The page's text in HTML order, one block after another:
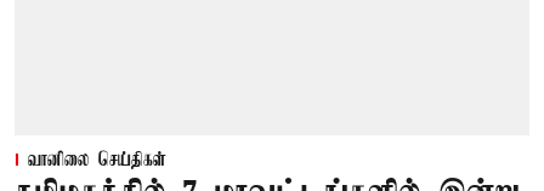
வானிலை செய்திகள்